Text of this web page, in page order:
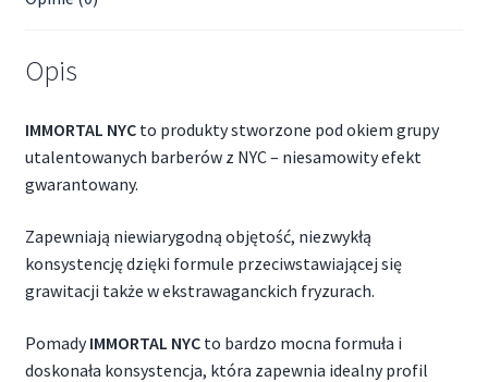
Opis
IMMORTAL NYCto produkty stworzone pod okiem grupy
utalentowanych barberów z NYC – niesamowity efekt
gwarantowany.
Zapewniają niewiarygodną objętość, niezwykłą
konsystencję dzięki formule przeciwstawiającej się
grawitacji także w ekstrawaganckich fryzurach.
PomadyIMMORTAL NYCto bardzo mocna formuła i
doskonała konsystencja, która zapewnia idealny profil